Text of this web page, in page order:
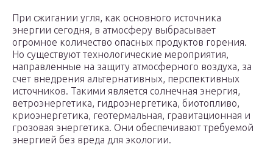
При сжигании угля, как основного источника
энергии сегодня, в атмосферу выбрасывает
огромное количество опасных продуктов горения.
Но существуют технологические мероприятия,
направленные на защиту атмосферного воздуха, за
счет внедрения альтернативных, перспективных
источников. Такими является солнечная энергия,
ветроэнергетика, гидроэнергетика, биотопливо,
криоэнергетика, геотермальная, гравитационная и
грозовая энергетика. Они обеспечивают требуемой
энергией без вреда для экологии.